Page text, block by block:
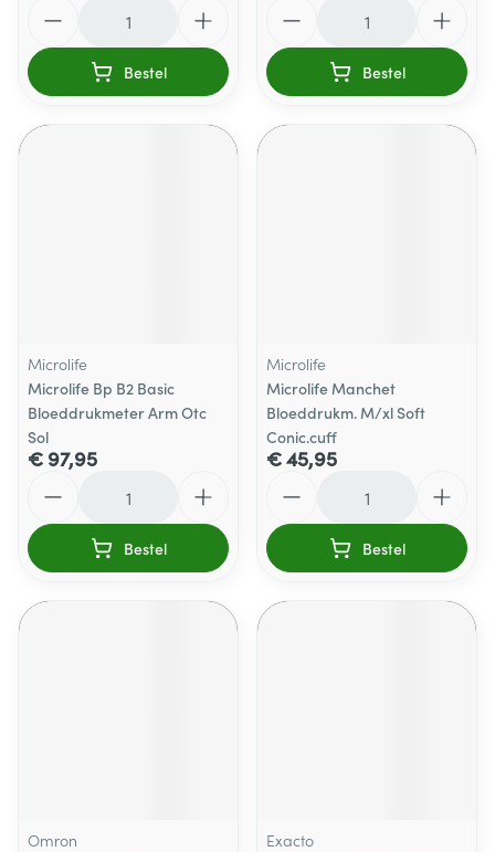
Bestel Bestel
Microlife
Microlife Bp B2 Basic
Bloeddrukmeter Arm Otc
Sol
€ 97,95
Bestel
Microlife
Microlife Manchet
Bloeddrukm. M/xl Soft
Conic.cuff
€ 45,95
Bestel
Omron
Exacto